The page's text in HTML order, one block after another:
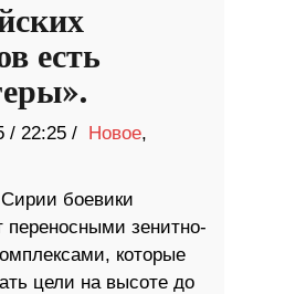
есть
/ 22:25 / Новое,
боевики
переносными зенитно-
которые
цели на высоте до